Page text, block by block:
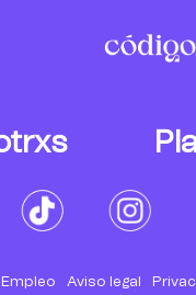
Empleo Aviso legal